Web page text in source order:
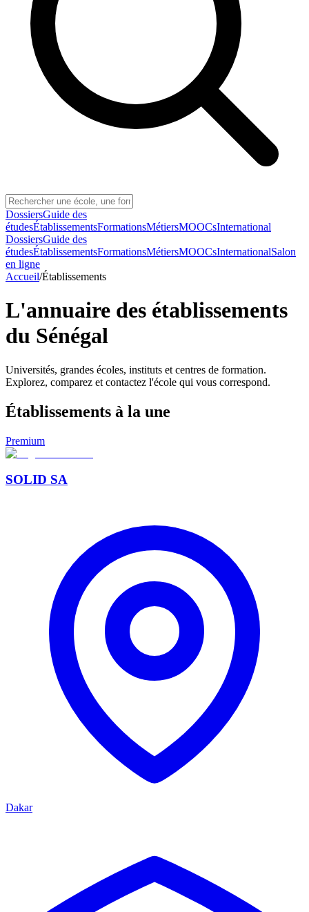
DossiersGuide des
étudesÉtablissementsFormationsMétiersMOOCsInternational
DossiersGuide des
étudesÉtablissementsFormationsMétiersMOOCsInternationalSalon
en ligne
Accueil/Établissements
L'annuaire des établissements
du Sénégal
Universités, grandes écoles, instituts et centres de formation.
Explorez, comparez et contactez l'école qui vous correspond.
Établissements à la une
Premium
SOLID SA
Dakar